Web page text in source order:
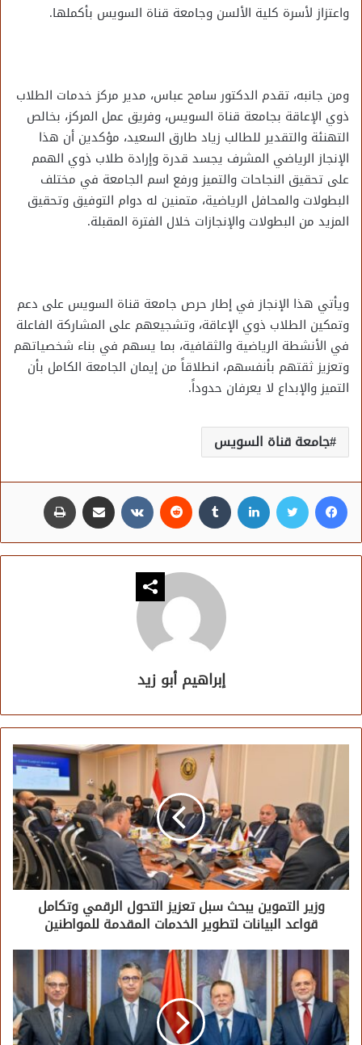
واعتزاز لأسرة كلية الألسن وجامعة قناة السويس بأكملها.
ومن جانبه، تقدم الدكتور سامح عباس، مدير مركز خدمات الطلاب
ذوي الإعاقة بجامعة قناة السويس، وفريق عمل المركز، بخالص
التهنئة والتقدير للطالب زياد طارق السعيد، مؤكدين أن هذا
الإنجاز الرياضي المشرف يجسد قدرة وإرادة طلاب ذوي الهمم
على تحقيق النجاحات والتميز ورفع اسم الجامعة في مختلف
البطولات والمحافل الرياضية، متمنين له دوام التوفيق وتحقيق
المزيد من البطولات والإنجازات خلال الفترة المقبلة.
ويأتي هذا الإنجاز في إطار حرص جامعة قناة السويس على دعم
وتمكين الطلاب ذوي الإعاقة، وتشجيعهم على المشاركة الفاعلة
في الأنشطة الرياضية والثقافية، بما يسهم في بناء شخصياتهم
وتعزيز ثقتهم بأنفسهم، انطلاقاً من إيمان الجامعة الكامل بأن
التميز والإبداع لا يعرفان حدوداً.
جامعة قناة السويس
فيسبوك تويتر لينكدإن مشاركة عبر البريد
إبراهيم أبو زيد
وزير التموين يبحث سبل تعزيز التحول الرقمي وتكامل
قواعد البيانات لتطوير الخدمات المقدمة للمواطنين